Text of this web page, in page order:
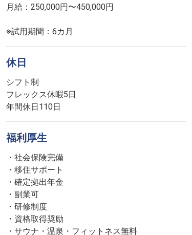
月給：250,000円〜450,000円
※試用期間：6カ月
休日
シフト制
フレックス休暇5日
年間休日110日
福利厚生
・社会保険完備
・移住サポート
・確定拠出年金
・副業可
・研修制度
・資格取得奨励
・サウナ・温泉・フィットネス無料